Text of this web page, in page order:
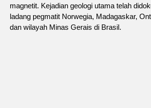
magnetit. Kejadian geologi utama telah
ladang pegmatit Norwegia, Madagaskar,
dan wilayah Minas Gerais di Brasil.